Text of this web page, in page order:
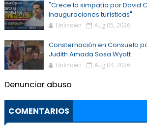
"Crece la simpatía por David
inauguraciones turísticas"
Unknown Aug 05, 2026
Consternación en Consuelo
Judith Amada Sosa Wyatt
Unknown Aug 04, 2026
Denunciar abuso
COMENTARIOS